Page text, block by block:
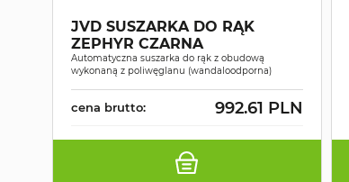
JVD SUSZARKA DO RĄK
ZEPHYR CZARNA
Automatyczna suszarka do rąk z obudową
wykonaną z poliwęglanu (wandaloodporna)
cena brutto: 992.61 PLN